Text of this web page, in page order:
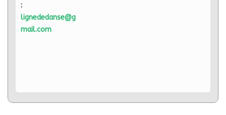
:
lignededanse@g
mail.com